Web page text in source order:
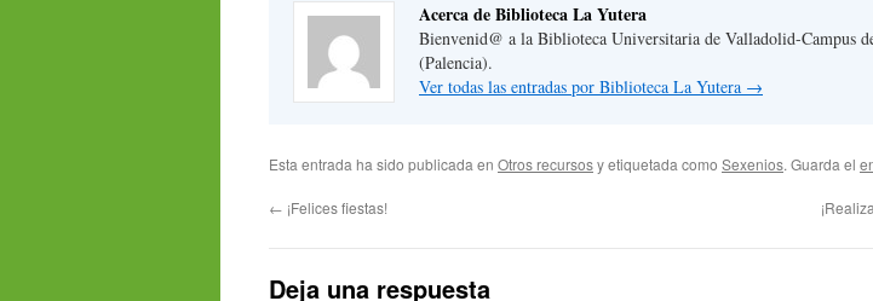
Acerca de Biblioteca La Yutera
Bienvenid@ a la Biblioteca Universitaria de Valladolid-Campus
(Palencia).
Ver todas las entradas por Biblioteca La Yutera →
Esta entrada ha sido publicada en Otros recursosy etiquetada como Sexenios. Guarda el
← ¡Felices fiestas!
Deja una respuesta